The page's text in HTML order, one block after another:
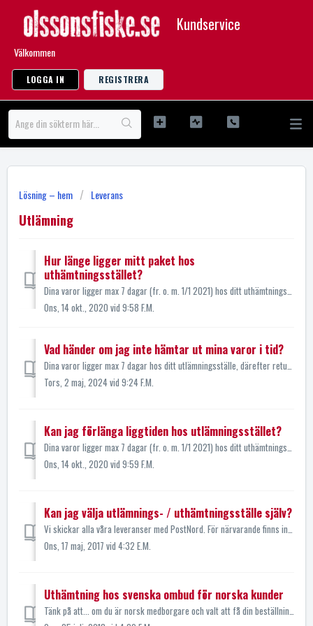
Kundservice
Välkommen
LOGGA IN REGISTRERA
Lösning – hem Leverans
Utlämning
Hur länge ligger mitt paket hos
uthämtningsstället?
Dina varor ligger max 7 dagar (fr. o. m. 1/1 2021) hos ditt uthämtningsställe, därefter returneras försändelsen till Olssons Fiske. Det finns dock möjlighet...
Ons, 14 okt., 2020 vid 9:58 F.M.
Vad händer om jag inte hämtar ut mina varor i tid?
Dina varor ligger max 7 dagar hos ditt utlämningsställe, därefter returneras försändelsen till Olssons Fiske. Vanligt paket (Paket Max 20 kg) Vid outlös...
Tors, 2 maj, 2024 vid 9:24 F.M.
Kan jag förlänga liggtiden hos utlämningsstället?
Dina varor ligger max 7 dagar (fr. o. m. 1/1 2021) hos ditt uthämtningsställe, därefter returneras försändelsen till Olssons Fiske. Det finns dock möjlighet...
Ons, 14 okt., 2020 vid 9:59 F.M.
Kan jag välja utlämnings- / uthämtningsställe själv?
Vi skickar alla våra leveranser med PostNord. För närvarande finns inga möjligheter för kunden att själv välja utlämnings- eller uthämtningsställe. Ditt pak...
Ons, 17 maj, 2017 vid 4:32 E.M.
Uthämtning hos svenska ombud för norska kunder
Tänk på att... om du är norsk medborgare och valt att få din beställning skickad till ett utlämningsställe i Sverige, så måste du visa ditt PASS för att kun...